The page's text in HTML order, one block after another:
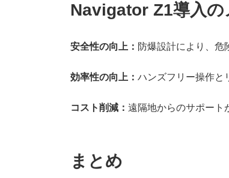
Navigator Z1導入の
安全性の向上： 防爆設計により、危
効率性の向上： ハンズフリー操作と
コスト削減： 遠隔地からのサポート
まとめ